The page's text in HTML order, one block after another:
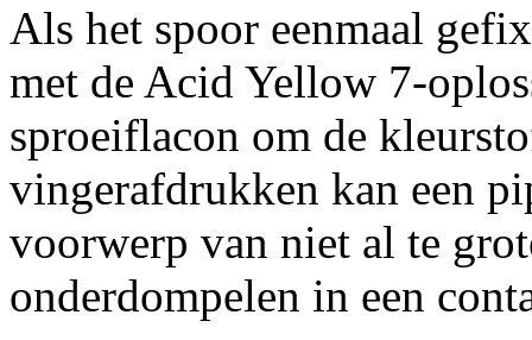
Als het spoor eenmaal
met de Acid Yellow 7-
sproeiflacon om de
vingerafdrukken kan een
voorwerp van niet al te
onderdompelen in een